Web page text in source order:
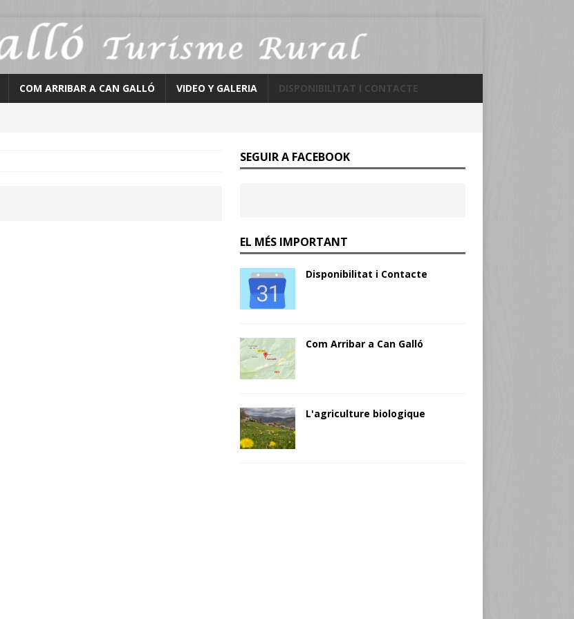
COM ARRIBAR A CAN GALLÓ VIDEO Y GALERIA DISPONIBILITAT I CONTACTE
SEGUIR A FACEBOOK
EL MÉS IMPORTANT
Disponibilitat i Contacte
Com Arribar a Can Galló
L'agriculture biologique